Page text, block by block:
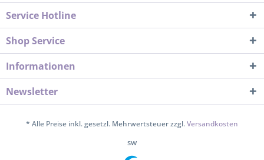
Service Hotline
Shop Service
Informationen
Newsletter
* Alle Preise inkl. gesetzl. Mehrwertsteuer zzgl.Versandkosten
sw